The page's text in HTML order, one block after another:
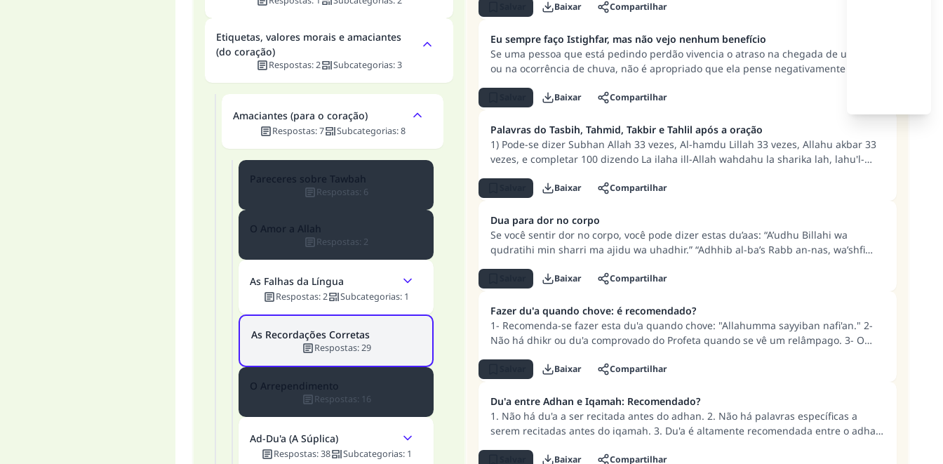
Etiquetas, valores morais e amaciantes
(do coração)
Respostas:2 Subcategorias:3
Amaciantes (para o coração)
Respostas:7 Subcategorias:8
Pareceres sobre Tawbah
Respostas: 6
O Amor a Allah
Respostas: 2
As Falhas da Língua
Respostas:2 Subcategorias: 1
As Recordações Corretas
Respostas:29
O Arrependimento
Respostas: 16
Ad-Du'a (A Súplica)
Respostas:38 Subcategorias: 1
tempo com pessoas justas e manter-se afastado de inovadores e pecadores. 2. O
recitar muito do Alcorão; praticar muitas boas ações; invocar Allah, glorificado seja,
e suplicá-LO que te afaste dos esquemas do Shaitan e te torne firme na adesão à
verdade.
Baixar Compartilhar
Eu sempre faço Istighfar, mas não vejo nenhum benefício
Se uma pessoa que está pedindo perdão vivencia o atraso na chegada de um filho
ou na ocorrência de chuva, não é apropriado que ela pense negativamente em seu
si mesma, pois talvez ela esteja suplicando por perdão sem o devido foco e
humildade, ou esteja apenas fingindo que reza por perdão, e isso é um obstáculo
para que sua oração por perdão seja respondida. Ou talvez quem está suplicando
por perdão tenha alguns pecados que negligencia e não tenha se arrependido
deles.
Baixar Compartilhar
Palavras do Tasbih, Tahmid, Takbir e Tahlil após a oração
1) Pode-se dizer Subhan Allah 33 vezes, Al-hamdu Lillah 33 vezes, Allahu akbar 33
vezes, e completar 100 dizendo La ilaha ill-Allah wahdahu la sharika lah, lahu'l-
Allah 33 vezes, Al-hamdu Lillah 33 vezes e Allahu akbar 34 vezes, então o total será
25 vezes, e La ilaha illa Allah 25 vezes, então o total será 100. 4) Pode-se dizer
Subhan Allah 10 vezes, Al-hamdu Lillah 10 vezes e Allahu akbar 10 vezes.
Baixar Compartilhar
Dua para dor no corpo
Se você sentir dor no corpo, você pode dizer estas du’aas: “A’udhu Billahi wa
qudratihi min sharri ma ajidu wa uhadhir.” “Adhhib al-ba’s Rabb an-nas, wa’shfi
Baixar Compartilhar
Fazer du'a quando chove: é recomendado?
1- Recomenda-se fazer esta du'a quando chove: "Allahumma sayyiban nafi'an." 2-
Não há dhikr ou du'a comprovado do Profeta quando se vê um relâmpago. 3- O
misericórdia de Allah, e também um momento em que se acredita que as du'as
Baixar Compartilhar
Du'a entre Adhan e Iqamah: Recomendado?
1. Não há du'a a ser recitada antes do adhan. 2. Não há palavras específicas a
serem recitadas antes do iqamah. 3. Du'a é altamente recomendada entre o adhan
está dizendo. Para saber mais, leia a resposta detalhada.
Baixar Compartilhar
A resposta n° 110845 salvou um casamento.
Ajude-nos a responder à Ummah
O Profeta ﷺ disse,
"Quem quer que incentive outros a fazer o que é bom receberá a
mesma recompensa que aqueles que o fazem."
(MUSLIM, 1893)
CONTRIBUIR